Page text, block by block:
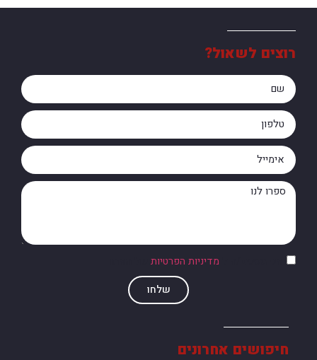
חיפושים אחרונים
רוצים לשאול?
מדיניות הפרטיות
שלחו